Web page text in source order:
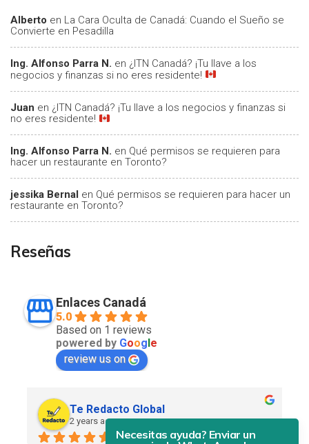
Alberto en La Cara Oculta de Canadá: Cuando el Sueño se
Convierte en Pesadilla
Ing. Alfonso Parra N. en ¿ITN Canadá? ¡Tu llave a los
negocios y finanzas si no eres residente!
Juan en ¿ITN Canadá? ¡Tu llave a los negocios y finanzas si
no eres residente!
Ing. Alfonso Parra N. en Qué permisos se requieren para
hacer un restaurante en Toronto?
jessika Bernal en Qué permisos se requieren para hacer un
restaurante en Toronto?
Reseñas
Enlaces Canadá
5.0
Based on 1 reviews
powered by Google
review us on
Te Redacto Global
2 years ago
Necesitas ayuda? Enviar un